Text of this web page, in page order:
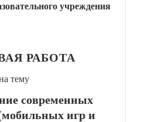
учреждения
РАБОТА
тему
современных
игр и